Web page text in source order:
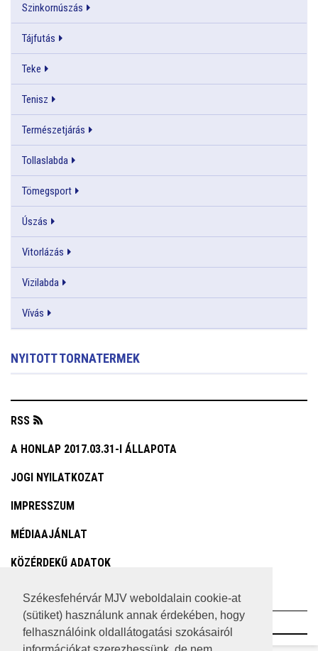
Székesfehérvár MJV weboldalain cookie-at
(sütiket) használunk annak érdekében, hogy
felhasználóink oldallátogatási szokásairól
Szinkornúszás
Tájfutás
Teke
Tenisz
Természetjárás
Tollaslabda
Tömegsport
Úszás
Vitorlázás
Vizilabda
Vívás
NYITOTT TORNATERMEK
RSS
A HONLAP 2017.03.31-I ÁLLAPOTA
JOGI NYILATKOZAT
IMPRESSZUM
MÉDIAAJÁNLAT
KÖZÉRDEKŰ ADATOK
ADATVÉDELEM
©2023 SZÉKESFEHÉRVÁR MEGYEI JOGÚ VÁROS